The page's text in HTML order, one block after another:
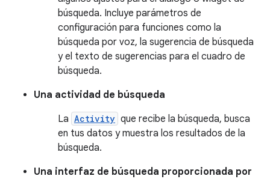
búsqueda. Incluye parámetros de
configuración para funciones como la
búsqueda por voz, la sugerencia de búsqueda
y el texto de sugerencias para el cuadro de
búsqueda.
Una actividad de búsqueda
La Activity que recibe la búsqueda, busca
en tus datos y muestra los resultados de la
búsqueda.
Una interfaz de búsqueda proporcionada por